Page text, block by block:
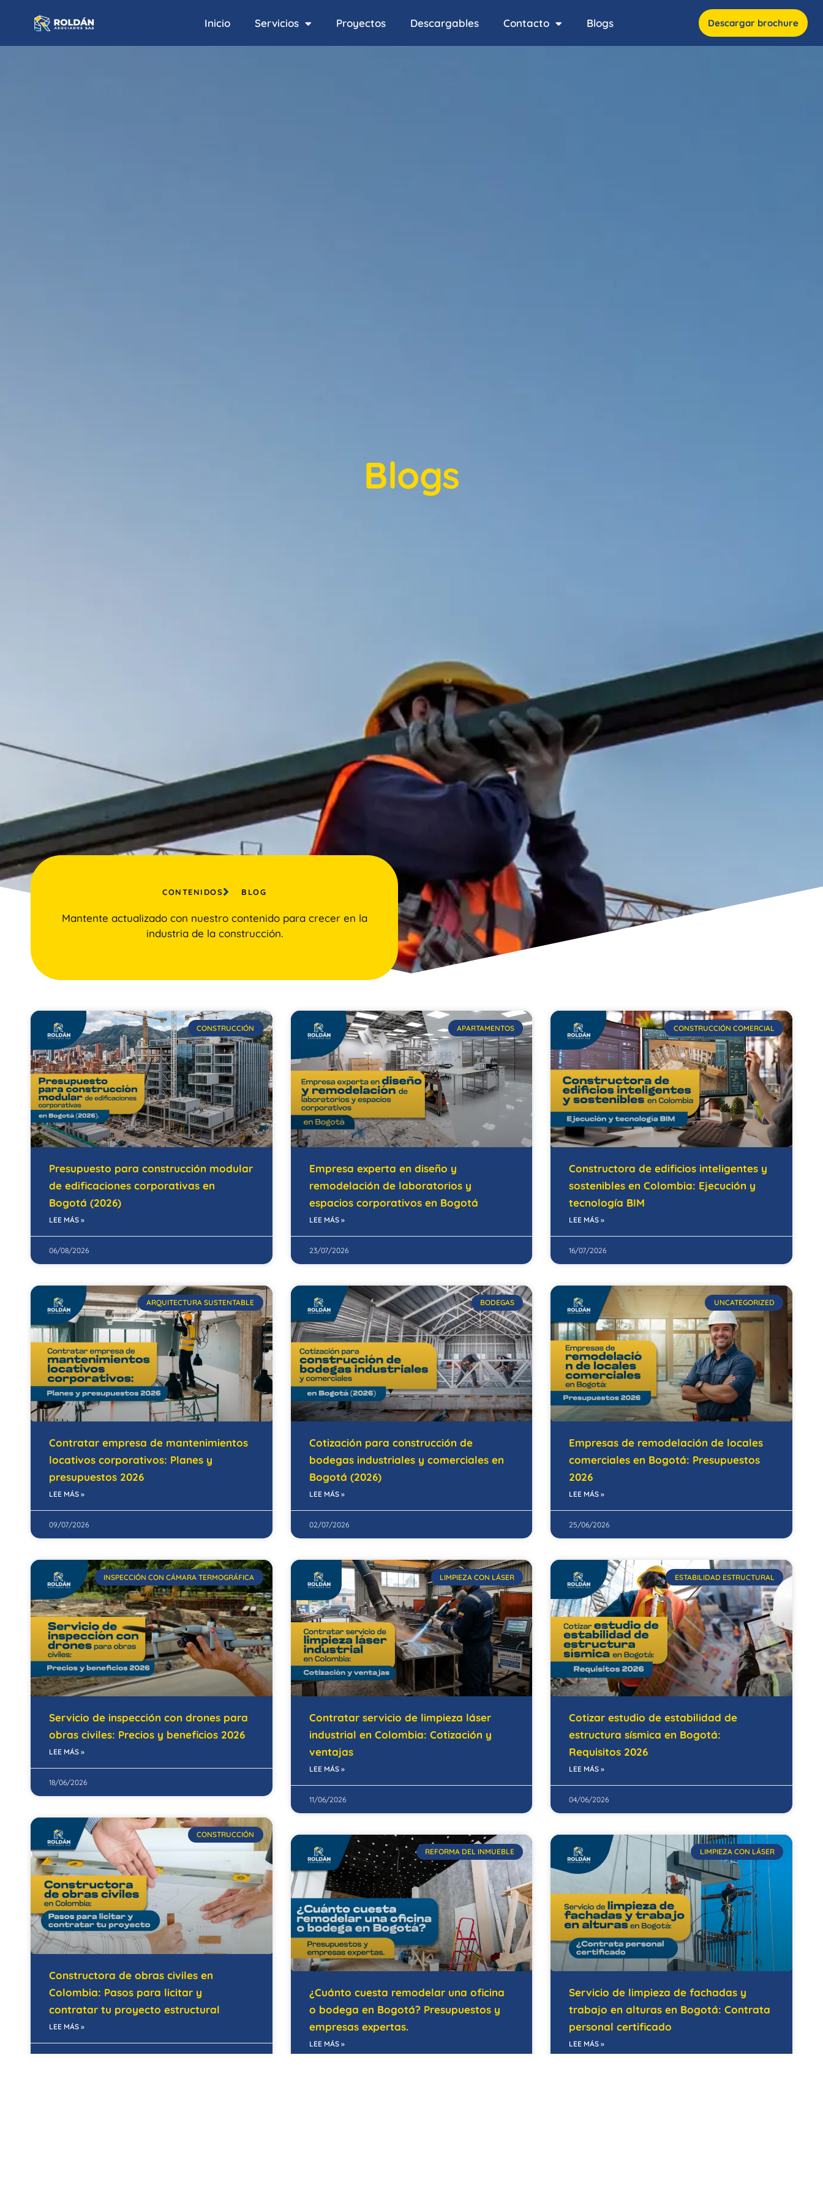
Inicio Servicios Proyectos Descargables Contacto Blogs Descargar brochure
Blogs
CONTENIDOS BLOG
Mantente actualizado con nuestro contenido para crecer en la
industria de la construcción.
CONSTRUCCIÓN
Presupuesto para construcción modular
de edificaciones corporativas en
Bogotá (2026)
LEE MÁS »
06/08/2026
APARTAMENTOS
Empresa experta en diseño y
remodelación de laboratorios y
espacios corporativos en Bogotá
LEE MÁS »
23/07/2026
CONSTRUCCIÓN COMERCIAL
Constructora de edificios inteligentes y
sostenibles en Colombia: Ejecución y
tecnología BIM
LEE MÁS »
16/07/2026
ARQUITECTURA SUSTENTABLE
Contratar empresa de mantenimientos
locativos corporativos: Planes y
presupuestos 2026
LEE MÁS »
09/07/2026
BODEGAS
Cotización para construcción de
bodegas industriales y comerciales en
Bogotá (2026)
LEE MÁS »
02/07/2026
UNCATEGORIZED
Empresas de remodelación de locales
comerciales en Bogotá: Presupuestos
2026
LEE MÁS »
25/06/2026
INSPECCIÓN CON CÁMARA TERMOGRÁFICA
Servicio de inspección con drones para
obras civiles: Precios y beneficios 2026
LEE MÁS »
18/06/2026
LIMPIEZA CON LÁSER
Contratar servicio de limpieza láser
industrial en Colombia: Cotización y
ventajas
LEE MÁS »
11/06/2026
ESTABILIDAD ESTRUCTURAL
Cotizar estudio de estabilidad de
estructura sísmica en Bogotá:
Requisitos 2026
LEE MÁS »
04/06/2026
CONSTRUCCIÓN
Constructora de obras civiles en
Colombia: Pasos para licitar y
contratar tu proyecto estructural
LEE MÁS »
28/05/2026
REFORMA DEL INMUEBLE
¿Cuánto cuesta remodelar una oficina
o bodega en Bogotá? Presupuestos y
empresas expertas.
LEE MÁS »
LIMPIEZA CON LÁSER
Servicio de limpieza de fachadas y
trabajo en alturas en Bogotá: Contrata
personal certificado
LEE MÁS »